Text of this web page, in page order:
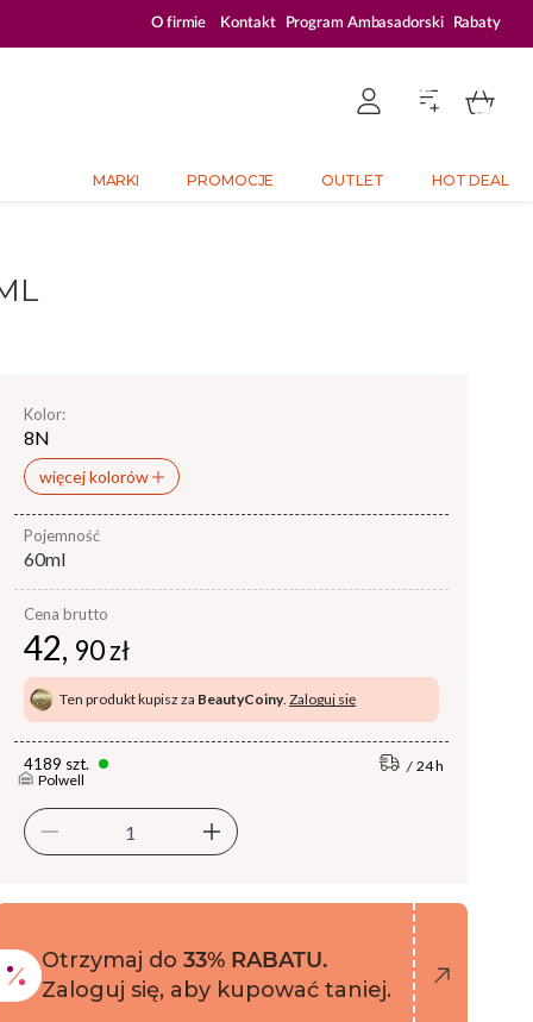
ZALOGUJ SIĘ I KUPUJ TANIEJ – AŻ 33% ZNIŻKI
O firmie Kontakt Program Ambasadorski Rabaty
MARKI PROMOCJE OUTLET HOT DEAL
Kolor:
8N
więcej kolorów
pojemność
60ml
Cena brutto
42, 90 zł
Ten produkt kupisz za BeautyCoiny. Zaloguj się
4189 szt.
Polwell
24 h
Otrzymaj do 33% RABATU.
Zaloguj się, aby kupować taniej.